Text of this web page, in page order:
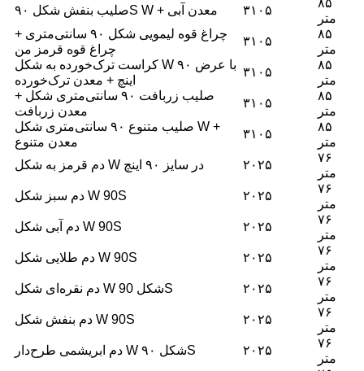
صلیب بنفش شکل ۹۰S W + معدن آبی
۳۱۰۵
۸۵
متر
چراغ قوه لیمویی شکل ۹۰ سانتی‌متری +
چراغ قوه قرمز من
۳۱۰۵
۸۵
متر
کراست ترک‌خورده به شکل W با عرض ۹۰
اینچ + معدن ترک‌خورده
۳۱۰۵
۸۵
متر
صلیب زربافت ۹۰ سانتی‌متری شکل +
معدن زربافت
۳۱۰۵
۸۵
متر
صلیب متنوع ۹۰ سانتی‌متری شکل W +
معدن متنوع
۳۱۰۵
۸۵
متر
دم قرمز به شکل W در سایز ۹۰ اینچ
۲۰۲۵
۷۶
متر
دم سبز شکل W 90S
۲۰۲۵
۷۶
متر
دم آبی شکل W 90S
۲۰۲۵
۷۶
متر
دم طلایی شکل W 90S
۲۰۲۵
۷۶
متر
دم نقره‌ای شکل W شکل 90S
۲۰۲۵
۷۶
متر
دم بنفش شکل W 90S
۲۰۲۵
۷۶
متر
دم ابریشمی طرح‌دار W شکل ۹۰S
۲۰۲۵
۷۶
متر